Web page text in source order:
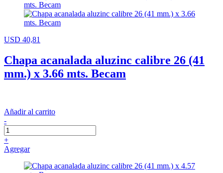
USD 40,81
Chapa acanalada aluzinc calibre 26 (41
mm.) x 3.66 mts. Becam
Añadir al carrito
-
+
Agregar